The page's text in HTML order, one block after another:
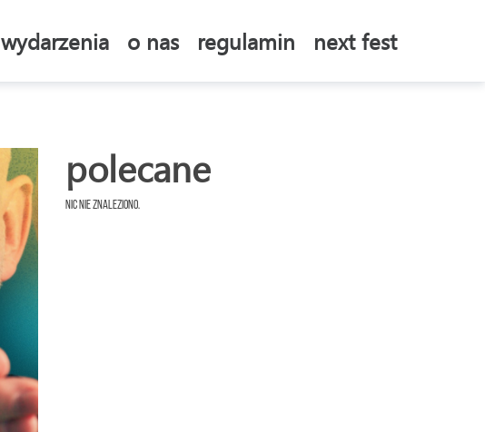
wydarzenia o nas regulamin next fest
polecane
Nic nie znaleziono.